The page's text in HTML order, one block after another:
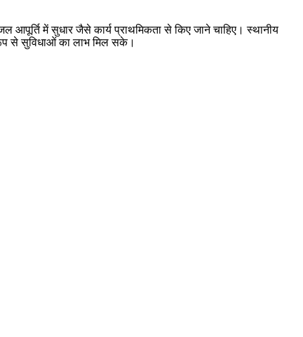
आपूर्ति में सुधार जैसे कार्य प्राथमिकता से किए जाने चाहिए। स्थानीय
रूप से सुविधाओं का लाभ मिल सके।